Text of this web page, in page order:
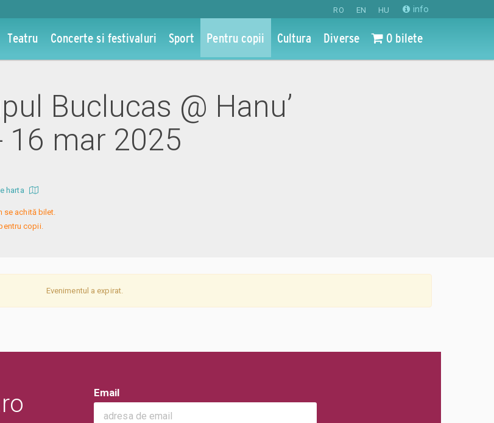
RO EN HU info
Teatru Concerte si festivaluri Sport Pentru copii Cultura Diverse 0 bilete
Buclucas @ Hanu’
16 mar 2025
harta
se achită bilet.
copii.
Evenimentul a expirat.
Email